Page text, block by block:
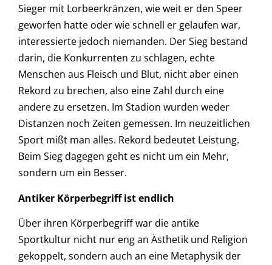
Sieger mit Lorbeerkränzen, wie weit er den Speer
geworfen hatte oder wie schnell er gelaufen war,
interessierte jedoch niemanden. Der Sieg bestand
darin, die Konkurrenten zu schlagen, echte
Menschen aus Fleisch und Blut, nicht aber einen
Rekord zu brechen, also eine Zahl durch eine
andere zu ersetzen. Im Stadion wurden weder
Distanzen noch Zeiten gemessen. Im neuzeitlichen
Sport mißt man alles. Rekord bedeutet Leistung.
Beim Sieg dagegen geht es nicht um ein Mehr,
sondern um ein Besser.
Antiker Körperbegriff ist endlich
Über ihren Körperbegriff war die antike
Sportkultur nicht nur eng an Ästhetik und Religion
gekoppelt, sondern auch an eine Metaphysik der